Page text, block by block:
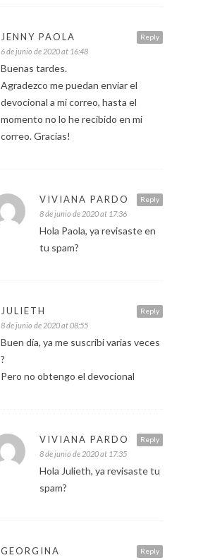
Reply
JENNY PAOLA
6 de junio de 2020 at 16:48
Buenas tardes.
Agradezco me puedan enviar el
devocional a mi correo, hasta el
momento no lo he recibido en mi
correo. Gracias!
Reply
VIVIANA PARDO
8 de junio de 2020 at 17:36
Hola Paola, ya revisaste en
tu spam?
Reply
JULIETH
8 de junio de 2020 at 08:55
Buen día, ya me suscribi varias veces
?
Pero no obtengo el devocional
Reply
VIVIANA PARDO
8 de junio de 2020 at 17:35
Hola Julieth, ya revisaste tu
spam?
Reply
GEORGINA